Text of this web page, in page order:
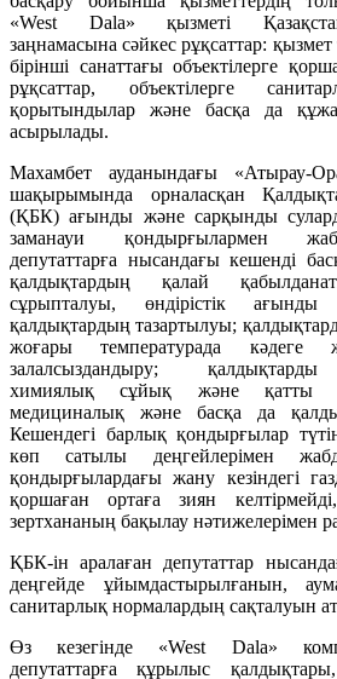
«West Dala» қызметі
заңнамасына сәйкес рұқсаттар: қызмет
бірінші санаттағы объектілерге
рұқсаттар, объектілерге
қорытындылар және басқа да
асырылады.
Махамбет ауданындағы «Атырау-
шақырымында орналасқан
(ҚБК) ағынды және сарқынды
заманауи қондырғылармен
депутаттарға нысандағы кешенді
қалдықтардың қалай
сұрыпталуы, өндірістік
қалдықтардың тазартылуы;
жоғары температурада кәдеге
залалсыздандыру; қалдықтарды
химиялық сұйық және қатты
медициналық және басқа да
Кешендегі барлық қондырғылар
көп сатылы деңгейлерімен
қондырғылардағы жану кезіндегі
қоршаған ортаға зиян
зертхананың бақылау нәтижелерімен
ҚБК-ін аралаған депутаттар
деңгейде ұйымдастырылғанын,
санитарлық нормалардың сақталуын
Өз кезегінде «West Dala»
депутаттарға құрылыс